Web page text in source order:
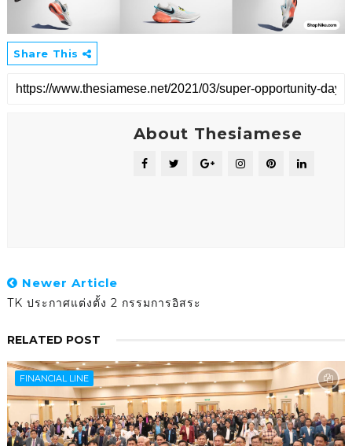
Share This
About Thesiamese
Newer Article
TK ประกาศแต่งตั้ง 2 กรรมการอิสระ
RELATED POST
FINANCIAL LINE